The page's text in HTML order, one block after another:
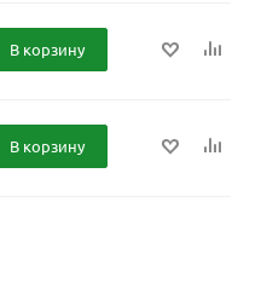
В корзину
В корзину